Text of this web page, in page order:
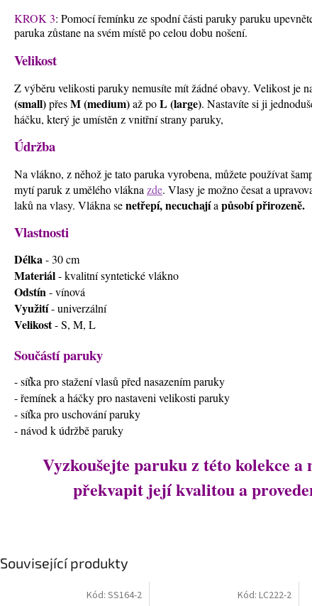
Související produkty
Kód: SS164-2 Kód: LC222-2
KROK 3: Pomocí řemínku ze spodní části paruky paruku
paruka zůstane na svém místě po celou dobu nošení.
Velikost
Z výběru velikosti paruky nemusíte mít žádné obavy. Velikost je
(small)přesM (medium)až poL (large). Nastavíte si ji
háčku, který je umístěn z vnitřní strany paruky,
Údržba
Na vlákno, z něhož je tato paruka vyrobena, můžete používat
mytí paruk z umělého vláknazde. Vlasy je možno česat a
laků na vlasy. Vlákna senetřepí, necuchajíapůsobí přirozeně.
Vlastnosti
Délka - 30 cm
Materiál- kvalitní syntetické vlákno
Odstín - vínová
Využití- univerzální
Velikost- S, M, L
Součástí paruky
- síťka pro stažení vlasů před nasazením paruky
- řemínek a háčky pro nastaveni velikosti paruky
- síťka pro uschování paruky
- návod k údržbě paruky
Vyzkoušejte paruku z této kolekce a
překvapit její kvalitou a